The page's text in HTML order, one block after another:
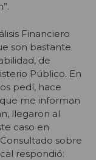
Financiero
son bastante
de
Público. En
pedí, hace
me informan
llegaron al
caso en
sobre
respondió: